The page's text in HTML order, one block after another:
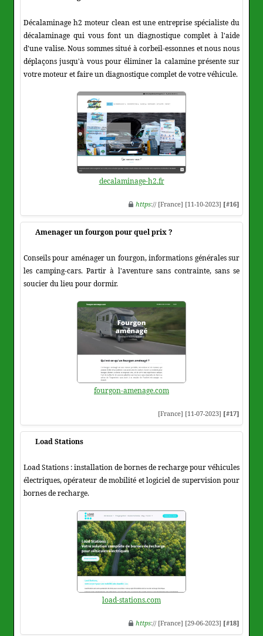
Décalaminage h2 moteur clean est une entreprise spécialiste du
décalaminage qui vous font un diagnostique complet à l'aide
d'une valise. Nous sommes situé à corbeil-essonnes et nous nous
déplaçons jusqu'à vous pour éliminer la calamine présente sur
votre moteur et faire un diagnostique complet de votre véhicule.
decalaminage-h2.fr
https:// [France] [11-10-2023] [#16]
Amenager un fourgon pour quel prix ?
Conseils pour aménager un fourgon, informations générales sur
les camping-cars. Partir à l'aventure sans contrainte, sans se
soucier du lieu pour dormir.
fourgon-amenage.com
[France] [11-07-2023] [#17]
Load Stations
Load Stations : installation de bornes de recharge pour véhicules
électriques, opérateur de mobilité et logiciel de supervision pour
bornes de recharge.
load-stations.com
https:// [France] [29-06-2023] [#18]